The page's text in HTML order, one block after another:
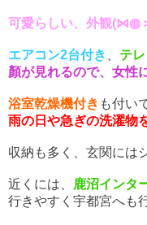
可愛らしい、外観
エアコン2台付き
テ
顏が見れるので、女性
浴室乾燥機付き も付い
雨の日や急ぎの洗濯物
収納も多く、玄関には
近くには、 鹿沼インタ
行きやすく宇都宮へも